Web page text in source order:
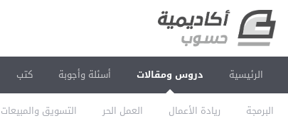
الرئيسية دروس ومقالات
البرمجة ريادة الأعمال العمل الحر التسويق والمبيعات
أسئلة وأجوبة كتب